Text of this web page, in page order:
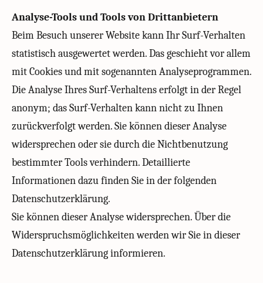
Analyse-Tools und Tools von Drittanbietern
Beim Besuch unserer Website kann Ihr Surf-Verhalten
statistisch ausgewertet werden. Das geschieht vor allem
mit Cookies und mit sogenannten Analyseprogrammen.
Die Analyse Ihres Surf-Verhaltens erfolgt in der Regel
anonym; das Surf-Verhalten kann nicht zu Ihnen
zurückverfolgt werden. Sie können dieser Analyse
widersprechen oder sie durch die Nichtbenutzung
bestimmter Tools verhindern. Detaillierte
Informationen dazu finden Sie in der folgenden
Datenschutzerklärung.
Sie können dieser Analyse widersprechen. Über die
Widerspruchsmöglichkeiten werden wir Sie in dieser
Datenschutzerklärung informieren.